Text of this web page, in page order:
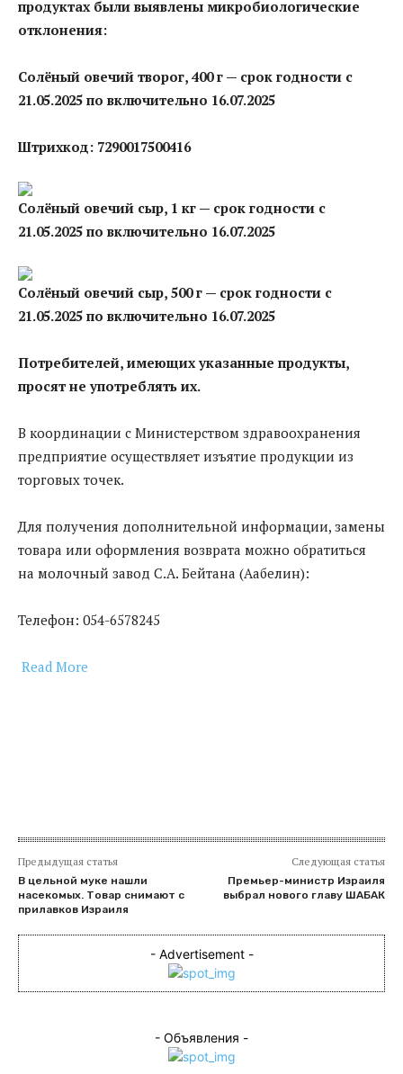
продуктах были выявлены микробиологические
отклонения:
Солёный овечий творог, 400 г — срок годности с
21.05.2025 по включительно 16.07.2025
Штрихкод: 7290017500416
Солёный овечий сыр, 1 кг — срок годности с
21.05.2025 по включительно 16.07.2025
Солёный овечий сыр, 500 г — срок годности с
21.05.2025 по включительно 16.07.2025
Потребителей, имеющих указанные продукты,
просят не употреблять их.
В координации с Министерством здравоохранения
предприятие осуществляет изъятие продукции из
торговых точек.
Для получения дополнительной информации, замены
товара или оформления возврата можно обратиться
на молочный завод С.А. Бейтана (Аабелин):
Телефон: 054-6578245
Read More
Предыдущая статья
В цельной муке нашли
насекомых. Товар снимают с
прилавков Израиля
Следующая статья
Премьер-министр Израиля
выбрал нового главу ШАБАК
- Advertisement -
- Объявления -